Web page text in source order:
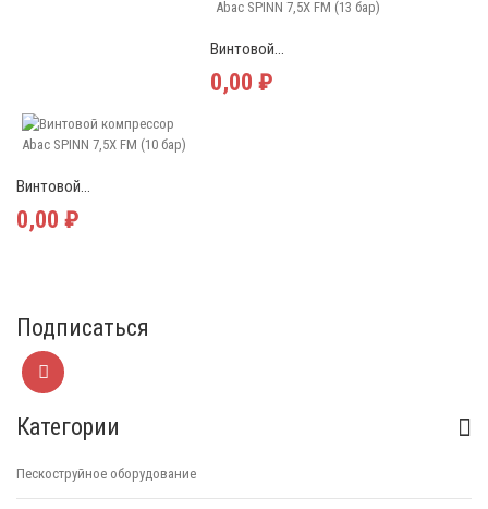
Винтовой...
0,00 ₽
Винтовой...
0,00 ₽
Подписаться
Категории
Пескоструйное оборудование